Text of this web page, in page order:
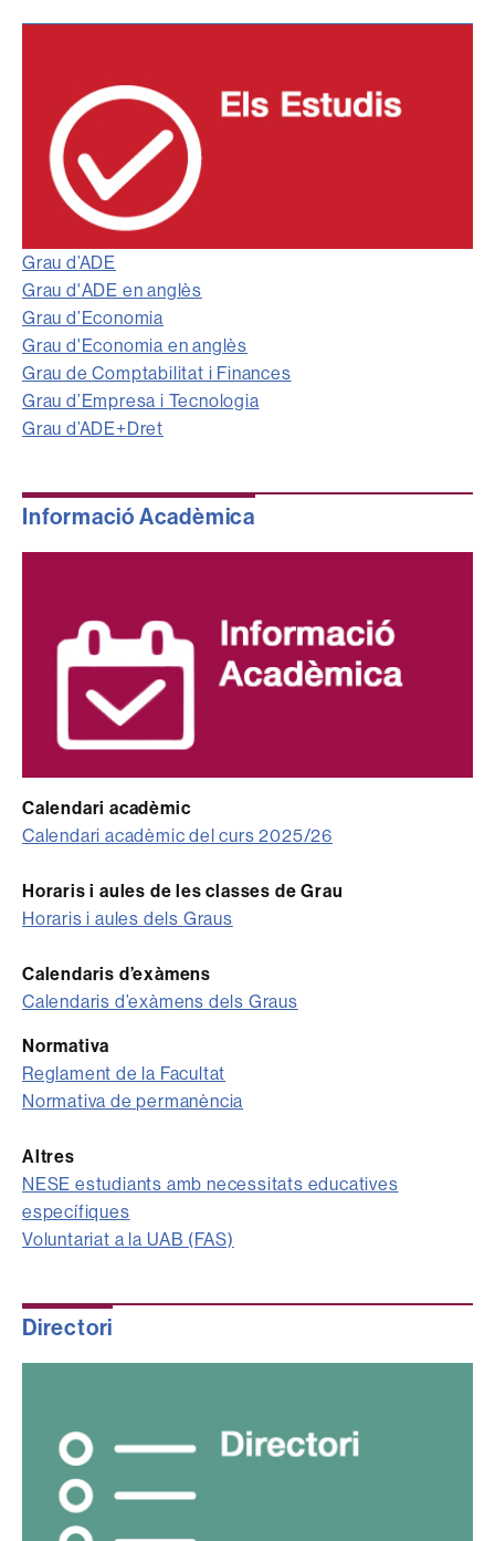
Grau d’ADE
Grau d'ADE en anglès
Grau d’Economia
Grau d'Economia en anglès
Grau de Comptabilitat i Finances
Grau d’Empresa i Tecnologia
Grau d’ADE+Dret
Informació Acadèmica
Calendari acadèmic
Calendari acadèmic del curs 2025/26
Horaris i aules de les classes de Grau
Horaris i aules dels Graus
Calendaris d’exàmens
Calendaris d’exàmens dels Graus
Normativa
Reglament de la Facultat
Normativa de permanència
Altres
NESE estudiants amb necessitats educatives
específiques
Voluntariat a la UAB (FAS)
Directori